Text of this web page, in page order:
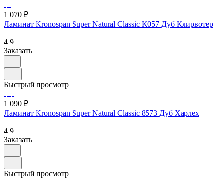
1 070 ₽
Ламинат Kronospan Super Natural Classic K057 Дуб Клирвотер
4.9
Заказать
Быстрый просмотр
1 090 ₽
Ламинат Kronospan Super Natural Classic 8573 Дуб Харлех
4.9
Заказать
Быстрый просмотр